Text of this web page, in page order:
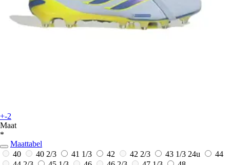
+-2
Maat
*
Maattabel
40
40 2/3 41 1/3 42 42 2/3 43 1/3 24u
44